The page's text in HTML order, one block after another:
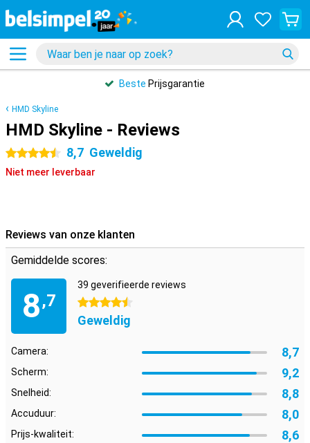
Beste Prijsgarantie
HMD Skyline
HMD Skyline - Reviews
4.5 sterren 8,7 Geweldig
Niet meer leverbaar
Reviews van onze klanten
Gemiddelde scores:
8,7
39 geverifieerde reviews
4.5 sterren
Geweldig
Camera: 8,7
Scherm: 9,2
Snelheid: 8,8
Accuduur: 8,0
Prijs-kwaliteit: 8,6